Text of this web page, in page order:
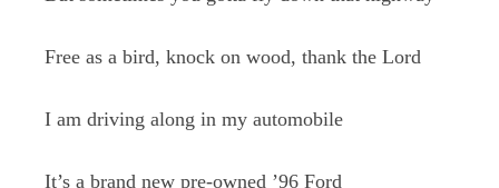
Free as a bird, knock on wood, thank the Lord
I am driving along in my automobile
It’s a brand new pre-owned ’96 Ford